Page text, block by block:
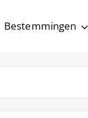
Bestemmingen